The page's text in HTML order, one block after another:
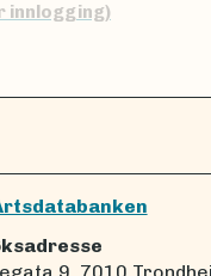
innlogging)
9, 7010